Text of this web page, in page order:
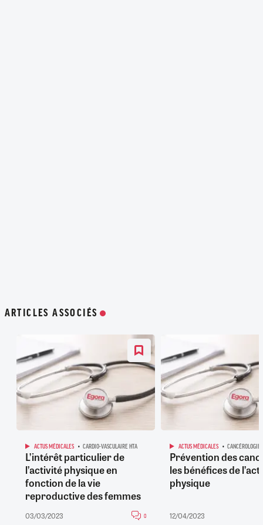
ARTICLES ASSOCIÉS
ACTUS MÉDICALES CARDIO-VASCULAIRE HTA
L’intérêt particulier de
l’activité physique en
fonction de la vie
reproductive des femmes
03/03/2023 0
ACTUS MÉDICALES CANCÉROLOGIE
Prévention des
les bénéfices de
physique
12/04/2023